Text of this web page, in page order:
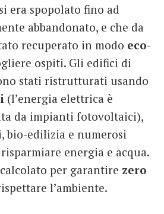
era spopolato fino ad
abbandonato, e che da
recuperato in modo eco-
ospiti. Gli edifici di
stati ristrutturati usando
(l’energia elettrica è
da impianti fotovoltaici),
bio-edilizia e numerosi
energia e acqua.
per garantire zero
l’ambiente.